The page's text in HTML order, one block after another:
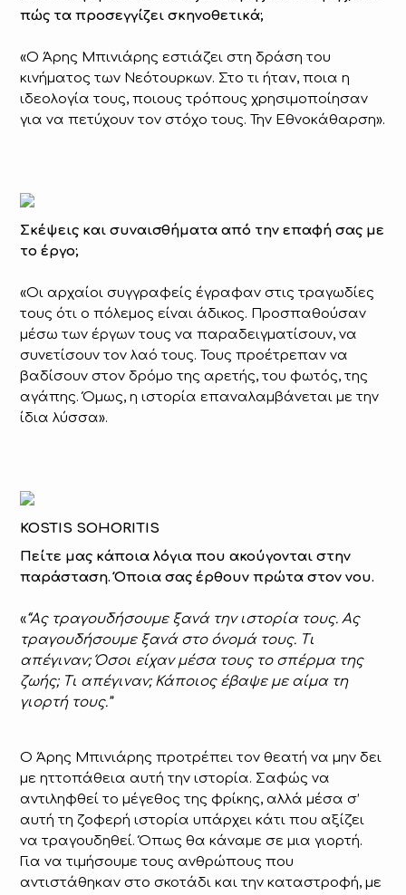
πώς τα προσεγγίζει σκηνοθετικά;
«Ο Άρης Μπινιάρης εστιάζει στη δράση του
κινήματος των Νεότουρκων. Στο τι ήταν, ποια η
ιδεολογία τους, ποιους τρόπους χρησιμοποίησαν
για να πετύχουν τον στόχο τους. Την Εθνοκάθαρση».
Σκέψεις και συναισθήματα από την επαφή σας με
το έργο;
«Οι αρχαίοι συγγραφείς έγραφαν στις τραγωδίες
τους ότι ο πόλεμος είναι άδικος. Προσπαθούσαν
μέσω των έργων τους να παραδειγματίσουν, να
συνετίσουν τον λαό τους. Τους προέτρεπαν να
βαδίσουν στον δρόμο της αρετής, του φωτός, της
αγάπης. Όμως, η ιστορία επαναλαμβάνεται με την
ίδια λύσσα».
KOSTIS SOHORITIS
Πείτε μας κάποια λόγια που ακούγονται στην
παράσταση. Όποια σας έρθουν πρώτα στον νου.
«“Ας τραγουδήσουμε ξανά την ιστορία τους. Ας
τραγουδήσουμε ξανά στο όνομά τους. Τι
απέγιναν; Όσοι είχαν μέσα τους το σπέρμα της
ζωής; Τι απέγιναν; Κάποιος έβαψε με αίμα τη
γιορτή τους.”
Ο Άρης Μπινιάρης προτρέπει τον θεατή να μην δει
με ηττοπάθεια αυτή την ιστορία. Σαφώς να
αντιληφθεί το μέγεθος της φρίκης, αλλά μέσα σ’
αυτή τη ζοφερή ιστορία υπάρχει κάτι που αξίζει
να τραγουδηθεί. Όπως θα κάναμε σε μια γιορτή.
Για να τιμήσουμε τους ανθρώπους που
αντιστάθηκαν στο σκοτάδι και την καταστροφή, με